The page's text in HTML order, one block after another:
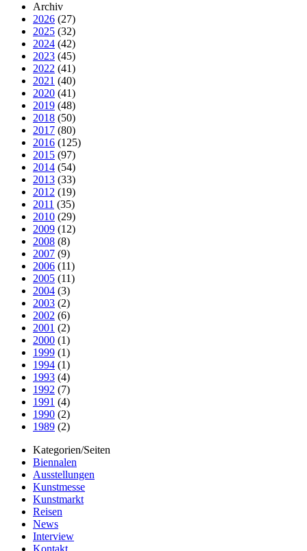
Archiv
2026 (27)
2025 (32)
2024 (42)
2023 (45)
2022 (41)
2021 (40)
2020 (41)
2019 (48)
2018 (50)
2017 (80)
2016 (125)
2015 (97)
2014 (54)
2013 (33)
2012 (19)
2011 (35)
2010 (29)
2009 (12)
2008 (8)
2007 (9)
2006 (11)
2005 (11)
2004 (3)
2003 (2)
2002 (6)
2001 (2)
2000 (1)
1999 (1)
1994 (1)
1993 (4)
1992 (7)
1991 (4)
1990 (2)
1989 (2)
Kategorien/Seiten
Biennalen
Ausstellungen
Kunstmesse
Kunstmarkt
Reisen
News
Interview